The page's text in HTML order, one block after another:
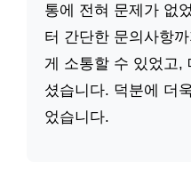
통에 전혀 문제가 없
터 간단한 문의사항
게 소통할 수 있었고,
셨습니다. 덕분에 더
었습니다.